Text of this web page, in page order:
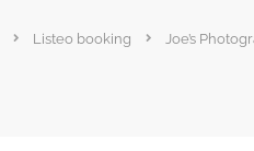
Listeo booking Joe’s